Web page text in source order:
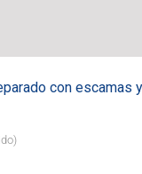
con escamas